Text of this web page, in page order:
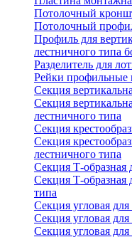
Потолочный
Потолочный
Профиль для
лестничного типа
Разделитель для
Рейки профильные
Секция
Секция
лестничного типа
Секция
Секция
лестничного типа
Секция Т-образная
Секция Т-образная
типа
Секция угловая
Секция угловая
Секция угловая